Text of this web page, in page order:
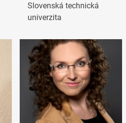
Slovenská technická
univerzita